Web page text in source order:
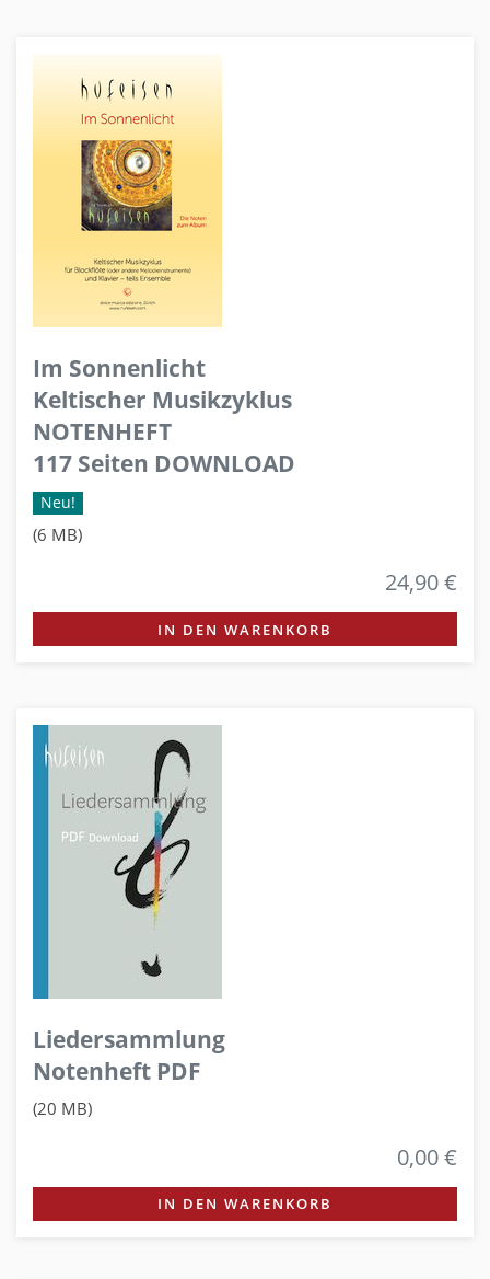
Im Sonnenlicht
Keltischer Musikzyklus
NOTENHEFT
117 Seiten DOWNLOAD
Neu!
(6 MB)
24,90 €
IN DEN WARENKORB
Liedersammlung
Notenheft PDF
(20 MB)
0,00 €
IN DEN WARENKORB